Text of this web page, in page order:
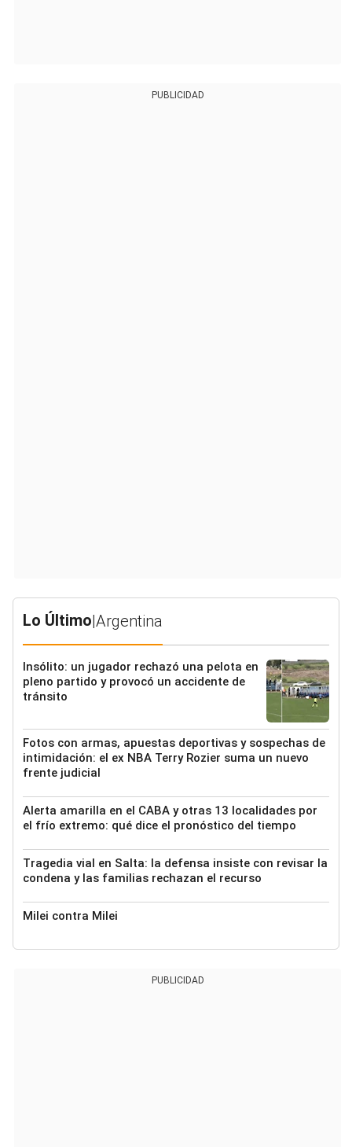
PUBLICIDAD
Lo Último|Argentina
Insólito: un jugador rechazó una pelota en
pleno partido y provocó un accidente de
tránsito
Fotos con armas, apuestas deportivas y sospechas de
intimidación: el ex NBA Terry Rozier suma un nuevo
frente judicial
Alerta amarilla en el CABA y otras 13 localidades por
el frío extremo: qué dice el pronóstico del tiempo
Tragedia vial en Salta: la defensa insiste con revisar la
condena y las familias rechazan el recurso
Milei contra Milei
PUBLICIDAD